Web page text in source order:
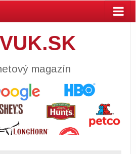
magazín